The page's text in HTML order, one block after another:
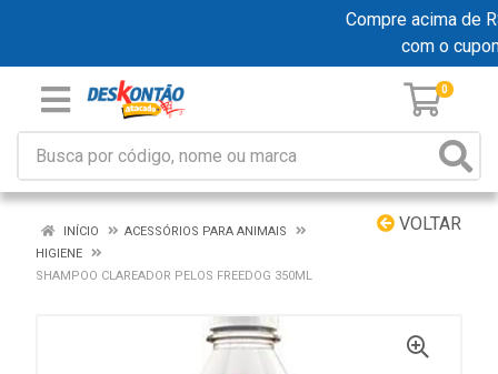
Compre acima de
com o
0
VOLTAR
INÍCIO
ACESSÓRIOS PARA ANIMAIS
HIGIENE
SHAMPOO CLAREADOR PELOS FREEDOG 350ML